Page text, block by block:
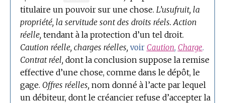
DE
DOMAINE
:
titulaire un pouvoir sur une chose. L’usufruit, la
propriété, la servitude sont des droits réels. Action
réelle, tendant à la protection d’un tel droit.
Caution réelle, charges réelles, voir Caution, Charge.
Contrat réel, dont la conclusion suppose la remise
effective d’une chose, comme dans le dépôt, le
gage. Offres réelles, nom donné à l’acte par lequel
un débiteur, dont le créancier refuse d’accepter la